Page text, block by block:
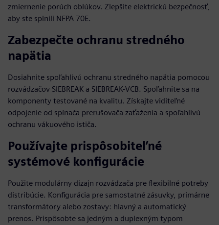
zmiernenie porúch oblúkov. Zlepšite elektrickú bezpečnosť,
aby ste splnili NFPA 70E.
Zabezpečte ochranu stredného
napätia
Dosiahnite spoľahlivú ochranu stredného napätia pomocou
rozvádzačov SIEBREAK a SIEBREAK-VCB. Spoľahnite sa na
komponenty testované na kvalitu. Získajte viditeľné
odpojenie od spínača prerušovača zaťaženia a spoľahlivú
ochranu vákuového ističa.
Používajte prispôsobiteľné
systémové konfigurácie
Použite modulárny dizajn rozvádzača pre flexibilné potreby
distribúcie. Konfigurácia pre samostatné zásuvky, primárne
transformátory alebo zostavy: hlavný a automatický
prenos. Prispôsobte sa jedným a duplexným typom